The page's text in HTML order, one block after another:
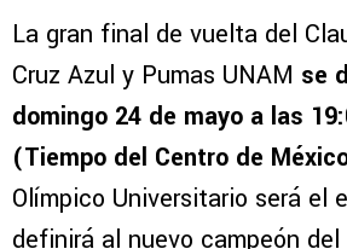
La gran final de vuelta del
Cruz Azul y Pumas UNAM se
domingo 24 de mayo a las
(Tiempo del Centro de
Olímpico Universitario será el
definirá al nuevo campeón